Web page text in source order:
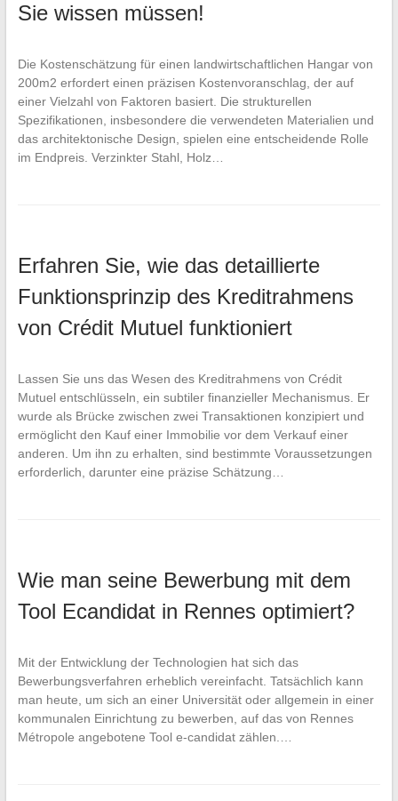
Sie wissen müssen!
Die Kostenschätzung für einen landwirtschaftlichen Hangar von
200m2 erfordert einen präzisen Kostenvoranschlag, der auf
einer Vielzahl von Faktoren basiert. Die strukturellen
Spezifikationen, insbesondere die verwendeten Materialien und
das architektonische Design, spielen eine entscheidende Rolle
im Endpreis. Verzinkter Stahl, Holz…
Erfahren Sie, wie das detaillierte
Funktionsprinzip des Kreditrahmens
von Crédit Mutuel funktioniert
Lassen Sie uns das Wesen des Kreditrahmens von Crédit
Mutuel entschlüsseln, ein subtiler finanzieller Mechanismus. Er
wurde als Brücke zwischen zwei Transaktionen konzipiert und
ermöglicht den Kauf einer Immobilie vor dem Verkauf einer
anderen. Um ihn zu erhalten, sind bestimmte Voraussetzungen
erforderlich, darunter eine präzise Schätzung…
Wie man seine Bewerbung mit dem
Tool Ecandidat in Rennes optimiert?
Mit der Entwicklung der Technologien hat sich das
Bewerbungsverfahren erheblich vereinfacht. Tatsächlich kann
man heute, um sich an einer Universität oder allgemein in einer
kommunalen Einrichtung zu bewerben, auf das von Rennes
Métropole angebotene Tool e-candidat zählen.…